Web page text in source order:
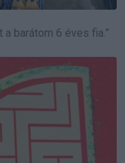
a barátom 6 éves fia.”